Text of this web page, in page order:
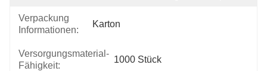
Verpackung
Informationen:
Karton
Versorgungsmaterial-
Fähigkeit:
1000 Stück